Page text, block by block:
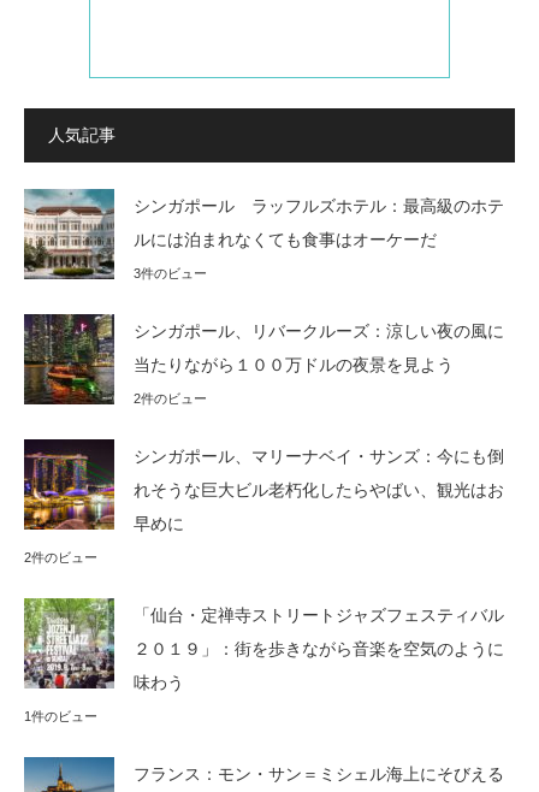
人気記事
シンガポール ラッフルズホテル：最高級のホテ
ルには泊まれなくても食事はオーケーだ
3件のビュー
シンガポール、リバークルーズ：涼しい夜の風に
当たりながら１００万ドルの夜景を見よう
2件のビュー
シンガポール、マリーナベイ・サンズ：今にも倒
れそうな巨大ビル老朽化したらやばい、観光はお
早めに
2件のビュー
「仙台・定禅寺ストリートジャズフェスティバル
２０１９」：街を歩きながら音楽を空気のように
味わう
1件のビュー
フランス：モン・サン＝ミシェル海上にそびえる